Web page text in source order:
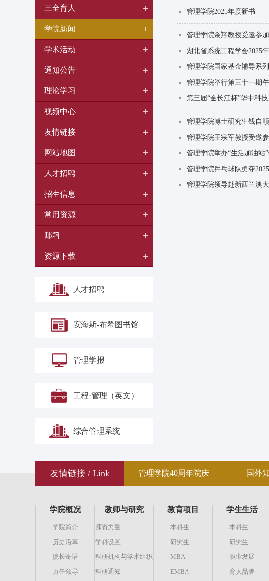
三全育人
学院新闻
学术活动
通知公告
理论学习
视频中心
友情链接
网站地图
人才招聘
招生信息
常用资源
邮箱
资源下载
人才招聘
安海斯-布希图书馆
管理学报
工程·管理（英文）
综合管理系统
管理学院2025年度新书
管理学院余翔教授受邀参
湖北省系统工程学会2025
管理学院国家基金辅导系
管理学院举行第三十一期
第三届“金长江杯”华中科
管理学院博士研究生钱自
管理学院王宗军教授受邀
管理学院举办“生活加油站
管理学院乒乓球队勇夺
管理学院领导赴新西兰澳
友情链接 / Link 管理学院40周年院庆 国外
学院概况
学院简介
历史沿革
院长寄语
历任领导
教师与研究
师资力量
学科设置
科研机构与学术组织
科研通知
教育项目
本科生
研究生
MBA
EMBA
学生生活
本科生
研究生
职业发展
育人品牌